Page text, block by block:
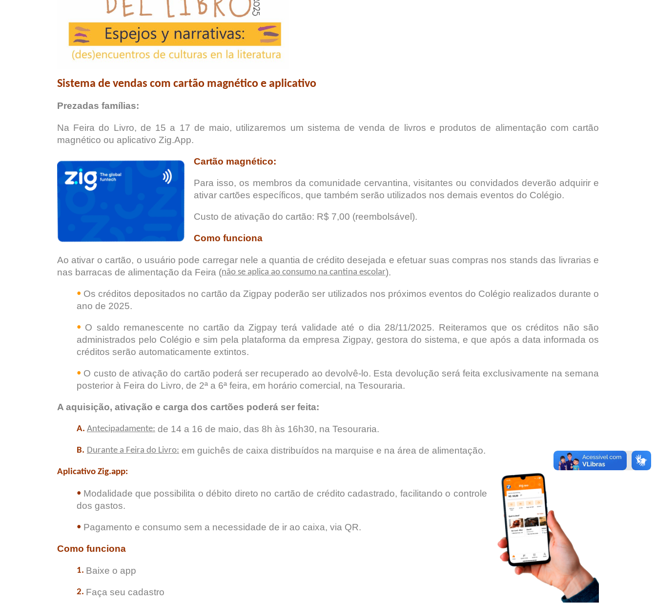
Sistema de vendas com cartão magnético e aplicativo
Prezadas famílias:
Na Feira do Livro, de 15 a 17 de maio, utilizaremos um sistema de venda de livros e produtos de alimentação com cartão
magnético ou aplicativo Zig.App.
Cartão magnético:
Para isso, os membros da comunidade cervantina, visitantes ou convidados deverão adquirir e
ativar cartões específicos, que também serão utilizados nos demais eventos do Colégio.
Custo de ativação do cartão: R$ 7,00 (reembolsável).
Como funciona
Ao ativar o cartão, o usuário pode carregar nele a quantia de crédito desejada e efetuar suas compras nos stands das livrarias e
nas barracas de alimentação da Feira (não se aplica ao consumo na cantina escolar).
• Os créditos depositados no cartão da Zigpay poderão ser utilizados nos próximos eventos do Colégio realizados durante o
ano de 2025.
• O saldo remanescente no cartão da Zigpay terá validade até o dia 28/11/2025. Reiteramos que os créditos não são
administrados pelo Colégio e sim pela plataforma da empresa Zigpay, gestora do sistema, e que após a data informada os
créditos serão automaticamente extintos.
• O custo de ativação do cartão poderá ser recuperado ao devolvê-lo. Esta devolução será feita exclusivamente na semana
posterior à Feira do Livro, de 2ª a 6ª feira, em horário comercial, na Tesouraria.
A aquisição, ativação e carga dos cartões poderá ser feita:
A. Antecipadamente: de 14 a 16 de maio, das 8h às 16h30, na Tesouraria.
B. Durante a Feira do Livro: em guichês de caixa distribuídos na marquise e na área de alimentação.
Aplicativo Zig.app:
• Modalidade que possibilita o débito direto no cartão de crédito cadastrado, facilitando o controle
dos gastos.
• Pagamento e consumo sem a necessidade de ir ao caixa, via QR.
Como funciona
1. Baixe o app
2. Faça seu cadastro